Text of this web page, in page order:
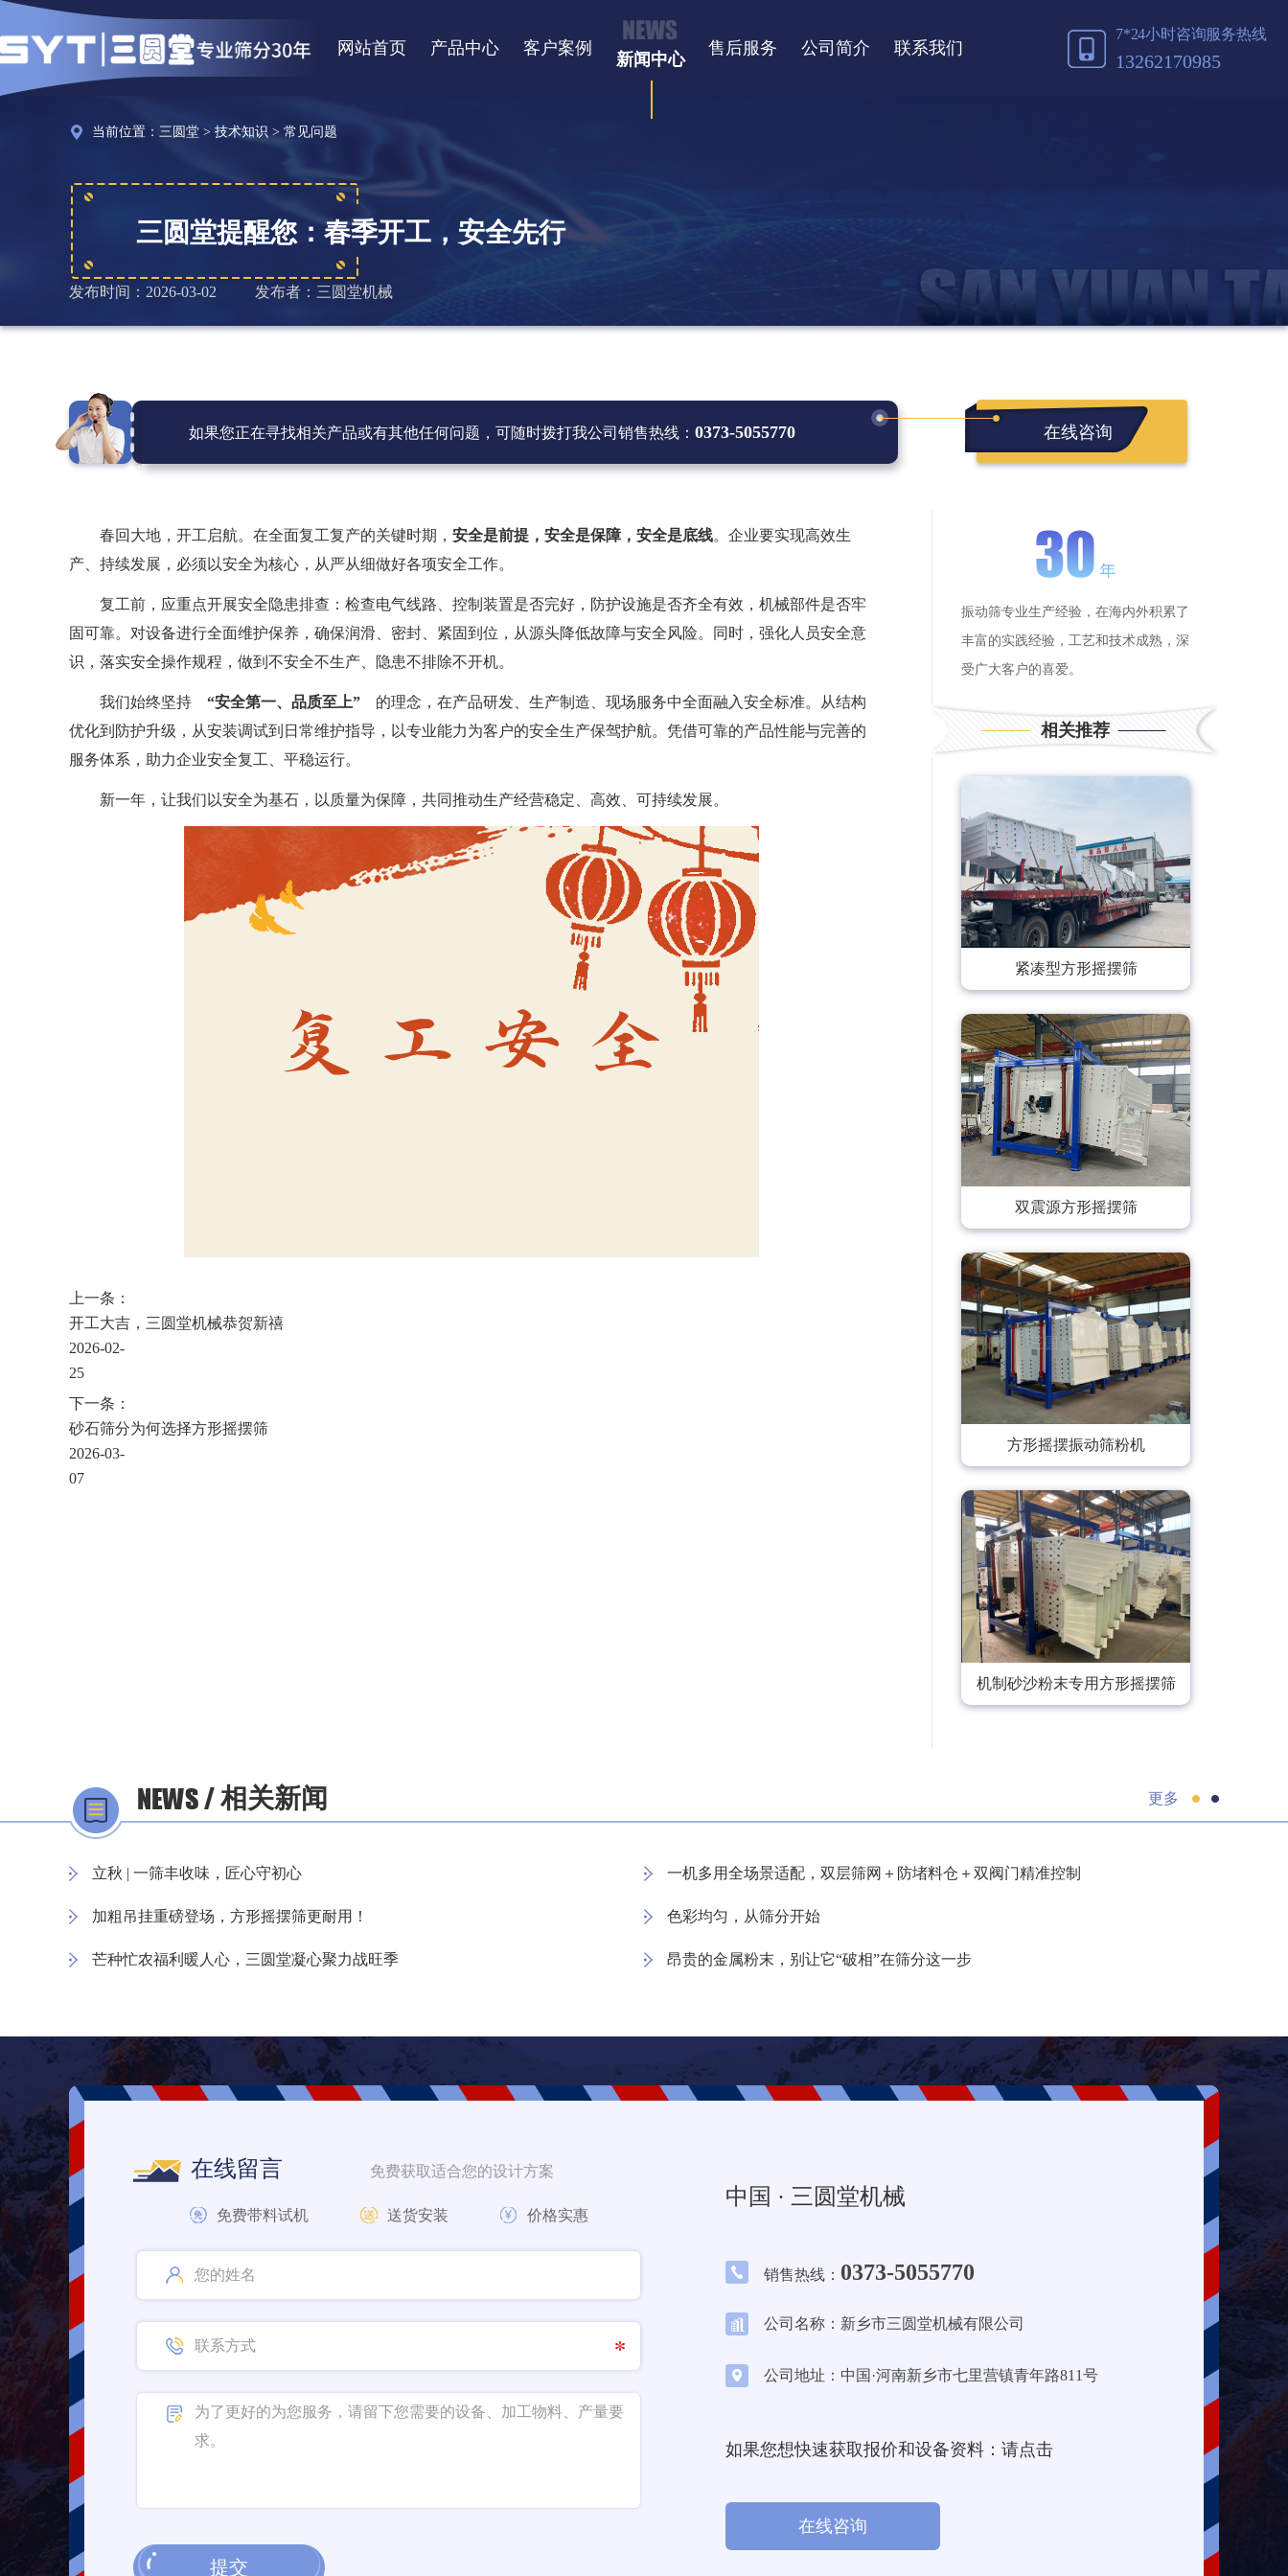
网站首页 产品中心 客户案例
新闻中心
售后服务 公司简介 联系我们
7*24小时咨询服务热线
13262170985
当前位置： 三圆堂 > 技术知识 > 常见问题
三圆堂提醒您：春季开工，安全先行
发布时间：2026-03-02 发布者：三圆堂机械
如果您正在寻找相关产品或有其他任何问题，可随时拨打我公司销售热线： 0373-5055770 在线咨询
春回大地，开工启航。在全面复工复产的关键时期， 安全是前提，安全是保障，安全是底线。企业要实现高效生
产、持续发展，必须以安全为核心，从严从细做好各项安全工作。
复工前，应重点开展安全隐患排查：检查电气线路、控制装置是否完好，防护设施是否齐全有效，机械部件是否牢
固可靠。对设备进行全面维护保养，确保润滑、密封、紧固到位，从源头降低故障与安全风险。同时，强化人员安全意
识，落实安全操作规程，做到不安全不生产、隐患不排除不开机。
我们始终坚持 “安全第一、品质至上” 的理念，在产品研发、生产制造、现场服务中全面融入安全标准。从结构
优化到防护升级，从安装调试到日常维护指导，以专业能力为客户的安全生产保驾护航。凭借可靠的产品性能与完善的
服务体系，助力企业安全复工、平稳运行。
新一年，让我们以安全为基石，以质量为保障，共同推动生产经营稳定、高效、可持续发展。
上一条：
开工大吉，三圆堂机械恭贺新禧
2026-02-
25
下一条：
砂石筛分为何选择方形摇摆筛
2026-03-
07
振动筛专业生产经验，在海内外积累了
丰富的实践经验，工艺和技术成熟，深
受广大客户的喜爱。
相关推荐
紧凑型方形摇摆筛
双震源方形摇摆筛
方形摇摆振动筛粉机
机制砂沙粉末专用方形摇摆筛
相关新闻 更多
立秋 | 一筛丰收味，匠心守初心 一机多用全场景适配，双层筛网＋防堵料仓＋双阀门精准控制
加粗吊挂重磅登场，方形摇摆筛更耐用！ 色彩均匀，从筛分开始
芒种忙农福利暖人心，三圆堂凝心聚力战旺季 昂贵的金属粉末，别让它“破相”在筛分这一步
在线留言 免费获取适合您的设计方案
免费带料试机 送货安装 价格实惠
中国 · 三圆堂机械
销售热线： 0373-5055770
公司名称：新乡市三圆堂机械有限公司
公司地址：中国·河南新乡市七里营镇青年路811号
如果您想快速获取报价和设备资料：请点击
在线咨询